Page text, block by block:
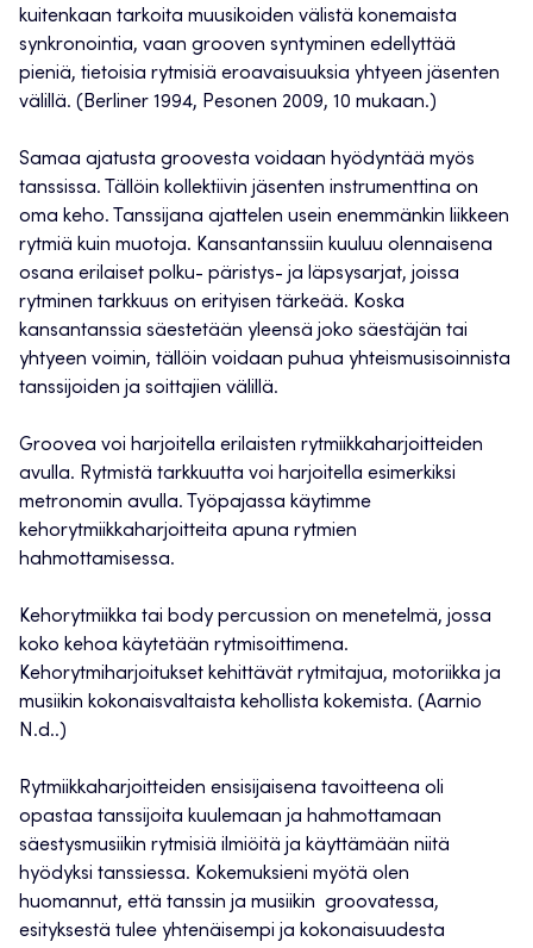
kuitenkaan tarkoita muusikoiden välistä konemaista
synkronointia, vaan grooven syntyminen edellyttää
pieniä, tietoisia rytmisiä eroavaisuuksia yhtyeen jäsenten
välillä. (Berliner 1994, Pesonen 2009, 10 mukaan.)
Samaa ajatusta groovesta voidaan hyödyntää myös
tanssissa. Tällöin kollektiivin jäsenten instrumenttina on
oma keho. Tanssijana ajattelen usein enemmänkin liikkeen
rytmiä kuin muotoja. Kansantanssiin kuuluu olennaisena
osana erilaiset polku- päristys- ja läpsysarjat, joissa
rytminen tarkkuus on erityisen tärkeää. Koska
kansantanssia säestetään yleensä joko säestäjän tai
yhtyeen voimin, tällöin voidaan puhua yhteismusisoinnista
tanssijoiden ja soittajien välillä.
Groovea voi harjoitella erilaisten rytmiikkaharjoitteiden
avulla. Rytmistä tarkkuutta voi harjoitella esimerkiksi
metronomin avulla. Työpajassa käytimme
kehorytmiikkaharjoitteita apuna rytmien
hahmottamisessa.
Kehorytmiikka tai body percussion on menetelmä, jossa
koko kehoa käytetään rytmisoittimena.
Kehorytmiharjoitukset kehittävät rytmitajua, motoriikka ja
musiikin kokonaisvaltaista kehollista kokemista. (Aarnio
N.d..)
Rytmiikkaharjoitteiden ensisijaisena tavoitteena oli
opastaa tanssijoita kuulemaan ja hahmottamaan
säestysmusiikin rytmisiä ilmiöitä ja käyttämään niitä
hyödyksi tanssiessa. Kokemuksieni myötä olen
huomannut, että tanssin ja musiikin groovatessa,
esityksestä tulee yhtenäisempi ja kokonaisuudesta